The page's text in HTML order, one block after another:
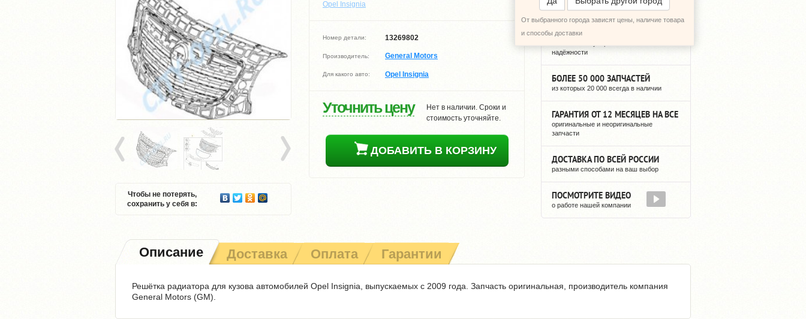
Opel Insignia
Чтобы не потерять,
сохранить у себя в:
Номер детали: 13269802
Производитель: General Motors
Для какого авто: Opel Insignia
Уточнить цену
Нет в наличии. Сроки и
стоимость уточняйте.
ДОБАВИТЬ В КОРЗИНУ
От выбранного города зависят цены, наличие товара
и способы доставки12 ЛЕТ РЕГУЛЯРНЫХ ПОСТАВОК
надёжности
БОЛЕЕ 50 000 ЗАПЧАСТЕЙ
из которых 20 000 всегда в наличии
ГАРАНТИЯ ОТ 12 МЕСЯЦЕВ НА ВСЕ
оригинальные и неоригинальные
запчасти
ДОСТАВКА ПО ВСЕЙ РОССИИ
разными способами на ваш выбор
ПОСМОТРИТЕ ВИДЕО
о работе нашей компании
Описание Доставка Оплата Гарантии
Решётка радиатора для кузова автомобилей Opel Insignia, выпускаемых с 2009 года. Запчасть оригинальная, производитель компания
General Motors (GM).